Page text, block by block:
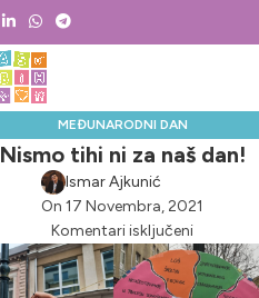
MEĐUNARODNI DAN
SREDNJOŠKOLACA
,NOVOSTI & PROJEKTI
YOU.TH PARTICIPATE
Nismo tihi ni za naš dan!
Ismar Ajkunić
On 17 Novembra, 2021
Komentari isključeni